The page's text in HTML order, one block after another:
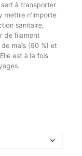
à transporter
mettre n’importe
sanitaire,
de filament
maïs (60 %) et
est à la fois